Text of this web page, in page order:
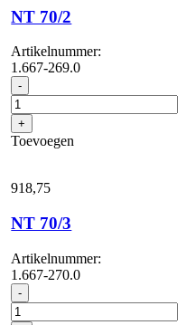
NT 70/2
Artikelnummer:
1.667-269.0
- NT
70/2
aantal
+
Toevoegen
918,75
NT 70/3
Artikelnummer:
1.667-270.0
- NT
70/3